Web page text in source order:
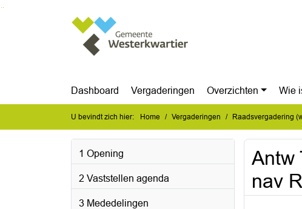
Dashboard Vergaderingen Overzichten Wie
U bevindt zich hier: Home Vergaderingen Raadsvergadering
1 Opening
2 Vaststellen agenda
3 Mededelingen
Antw
nav